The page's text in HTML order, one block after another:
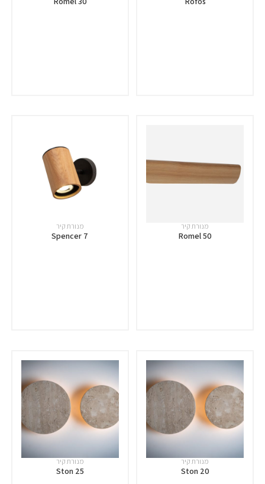
מנורת קיר
Romel 50
מנורת קיר
Spencer 7
מנורת קיר
Ston 20
מנורת קיר
Ston 25